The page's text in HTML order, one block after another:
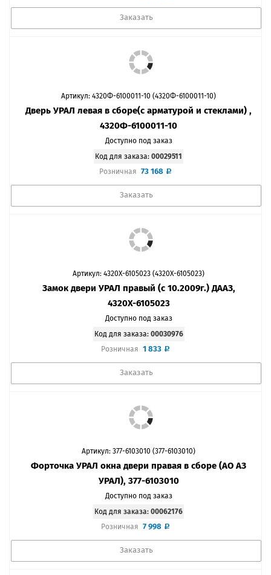
Заказать
Артикул: 4320Ф-6100011-10 (4320Ф-6100011-10)
Дверь УРАЛ левая в сборе(с арматурой и стеклами) ,
4320Ф-6100011-10
Доступно под заказ
Код для заказа: 00029511
Розничная 73 168
Заказать
Артикул: 4320Х-6105023 (4320Х-6105023)
Замок двери УРАЛ правый (с 10.2009г.) ДААЗ,
4320Х-6105023
Доступно под заказ
Код для заказа: 00030976
Розничная 1 833
Заказать
Артикул: 377-6103010 (377-6103010)
Форточка УРАЛ окна двери правая в сборе (АО АЗ
УРАЛ), 377-6103010
Доступно под заказ
Код для заказа: 00062176
Розничная 7 998
Заказать